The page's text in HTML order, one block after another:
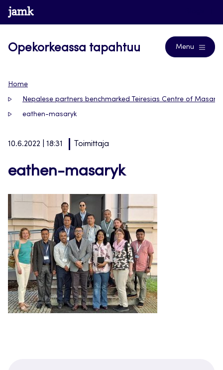
Siirry
suoraan
www.jamk.fi
Opekorkeassa tapahtuu Menu
Home
Nepalese partners benchmarked Teiresias Centre of
eathen-masaryk
10.6.2022 | 18:31 Toimittaja
eathen-masaryk